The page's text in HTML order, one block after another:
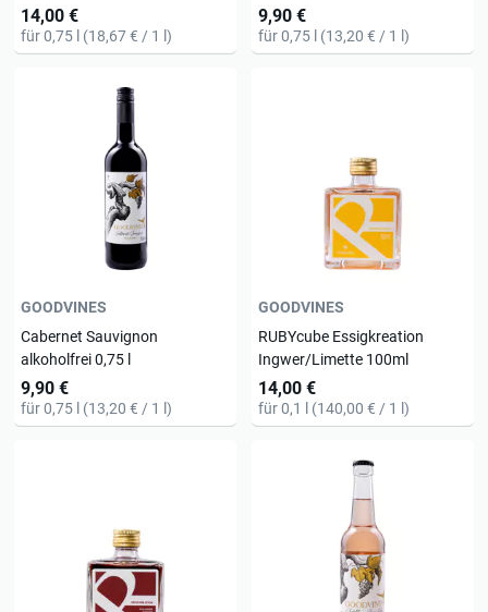
Holunder/Zitrone
14,00 €
für 0,75 l (18,67 € / 1 l)
9,90 €
für 0,75 l (13,20 € / 1 l)
GOODVINES
Cabernet Sauvignon
alkoholfrei 0,75 l
9,90 €
für 0,75 l (13,20 € / 1 l)
GOODVINES
RUBYcube Essigkreation
Ingwer/Limette 100ml
14,00 €
für 0,1 l (140,00 € / 1 l)